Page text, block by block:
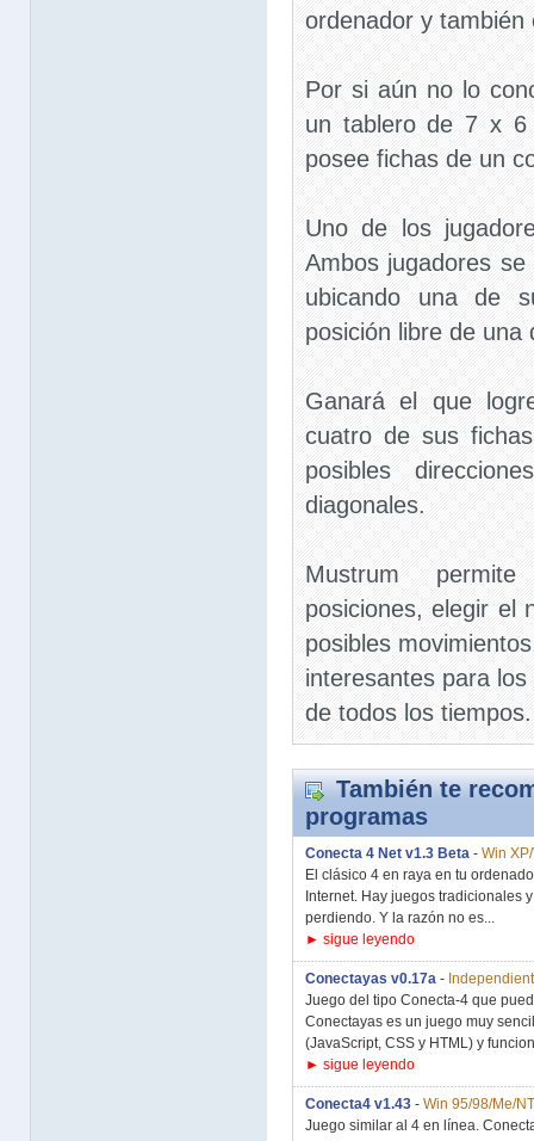
ordenador y también
Por si aún no lo
un tablero de 7 x 6
posee fichas de un
Uno de los
Ambos jugadores
ubicando una de
posición libre de una
Ganará el que
cuatro de sus
posibles
diagonales.
Mustrum
posiciones, elegir el
posibles
interesantes para
de todos los tiempos.
También te
programas
Conecta 4 Net v1.3 Beta - Win
El clásico 4 en raya en tu
Internet. Hay juegos tradicionales
perdiendo. Y la razón no es...
► sigue leyendo
Conectayas v0.17a -
Juego del tipo Conecta-4 que
Conectayas es un juego muy
(JavaScript, CSS y HTML) y
► sigue leyendo
Conecta4 v1.43 - Win 95/98/Me/
Juego similar al 4 en línea.